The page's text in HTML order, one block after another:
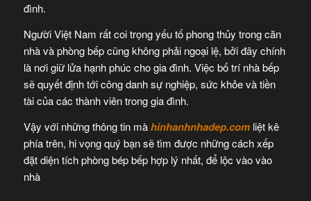
đình.
Người Việt Nam rất coi trọng yếu tố phong thủy trong căn
nhà và phòng bếp cũng không phải ngoại lệ, bởi đây chính
là nơi giữ lửa hạnh phúc cho gia đình. Việc bố trí nhà bếp
sẽ quyết định tới công danh sự nghiệp, sức khỏe và tiền
tài của các thành viên trong gia đình.
Vậy với những thông tin màhinhanhnhadep.comliệt kê
phía trên, hi vọng quý bạn sẽ tìm được những cách xếp
đặt diện tích phòng bép bếp hợp lý nhất, để lộc vào vào
nhà